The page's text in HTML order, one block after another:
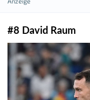
#8 David Raum